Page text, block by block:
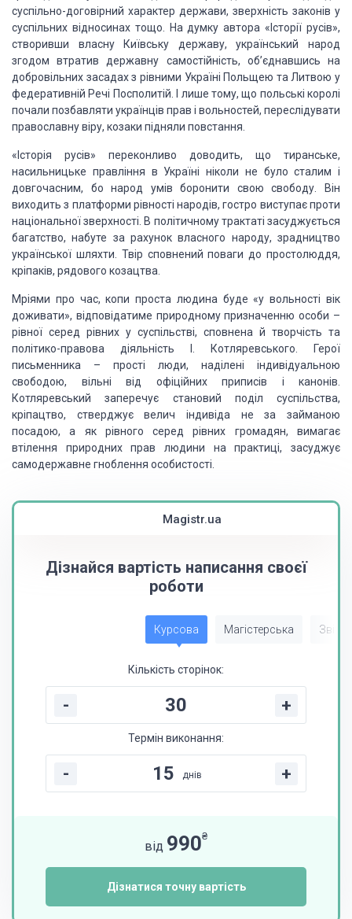
суспільно-договірний характер держави, зверхність законів у
суспільних відносинах тощо. На думку автора «Історії русів»,
створивши власну Київську державу, український народ
згодом втратив державну самостійність, об’єднавшись на
добровільних засадах з рівни­ми Україні Польщею та Литвою у
федеративній Речі Посполитій. І лише тому, що польські королі
почали позбавляти українців прав і вольностей, переслідувати
православнувіру, козаки підняли повстання.
«Історія русів» переконливо доводить, що тиранське,
насильницьке правління в Україні ніколи не було сталим і
довгочасним, бо народ умів боронити свою свободу. Він
виходить з платформи рівності народів, гостро виступає проти
національної зверхності. В політичному трактаті засуджується
багатство, набуте за рахунок власного народу, зрадництво
української шляхти. Твір сповнений поваги до простолюддя,
кріпаків, рядового козацтва.
Мріями про час, копи проста людина буде «у вольності вік
дожива­ти», відповідатиме природному призначенню особи –
рівної серед рівних у суспільстві, сповнена й творчість та
політико-правова діяльність І. Кот­ляревського. Герої
письменника – прості люди, наділені індивідуальною
свободою, вільні від офіційних приписів і канонів.
Котляревський запе­речує становий поділ суспільства,
кріпацтво, стверджує велич індивіда не за займаною
посадою, а як рівного серед рівних громадян, вимагає
втілення природних прав людини на практиці, засуджує
самодержавне гноблення особистості.
Magistr.ua
Дізнайся вартість написання своєї
роботи
Курсова Магістерська Звіт
Кількість сторінок:
- +
Термін виконання:
- днів +
від 990₴
Дізнатися точну вартість